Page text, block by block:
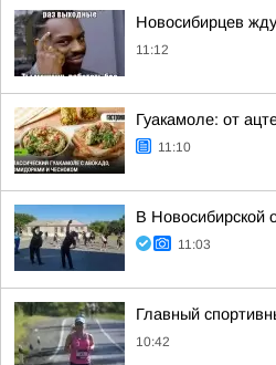
Новосибирцев
11:12
Гуакамоле: от
11:10
В Новосибирской
11:03
Главный
10:42